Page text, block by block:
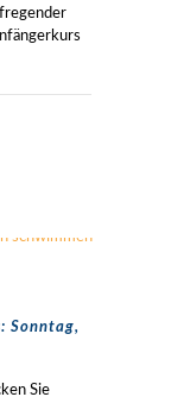
Sonntag,
Sie